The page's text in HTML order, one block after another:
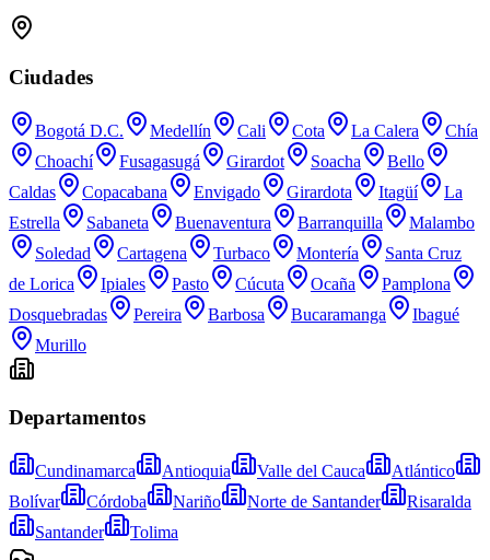
Ciudades
Bogotá D.C. Medellín Cali Cota La Calera
Chía
Choachí
Fusagasugá Girardot Soacha
Bello
Caldas
Copacabana Envigado Girardota Itagüí
La
Estrella
Sabaneta Buenaventura Barranquilla
Malambo
Soledad
Cartagena Turbaco Montería
Santa Cruz
de Lorica
Ipiales Pasto Cúcuta Ocaña
Pamplona
Dosquebradas
Pereira Barbosa Bucaramanga
Ibagué
Murillo
Departamentos
Cundinamarca Antioquia Valle del Cauca
Atlántico
Bolívar
Córdoba Nariño Norte de Santander
Risaralda
Santander
Tolima